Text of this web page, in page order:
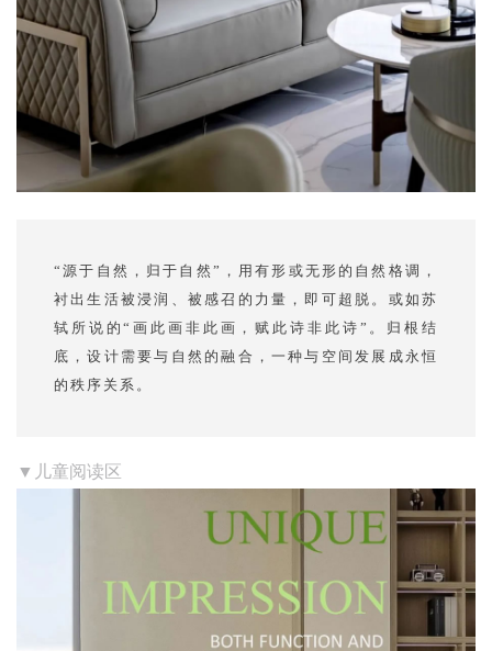
“源于自然，归于自然”，用有形或无形的自然格调，
衬出生活被浸润、被感召的力量，即可超脱。或如苏
轼所说的“画此画非此画，赋此诗非此诗”。归根结
底，设计需要与自然的融合，一种与空间发展成永恒
的秩序关系。
▼儿童阅读区